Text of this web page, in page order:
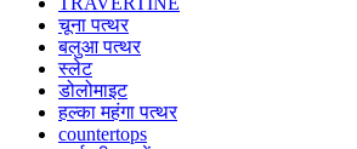
चूना पत्थर
बलुआ पत्थर
स्लेट
डोलोमाइट
हल्का महंगा पत्थर
countertops